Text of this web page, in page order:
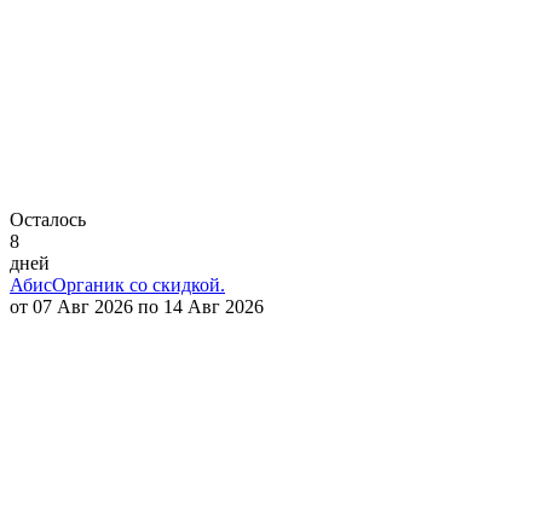
Осталось
8
дней
АбисОрганик со скидкой.
от 07 Авг 2026 по 14 Авг 2026